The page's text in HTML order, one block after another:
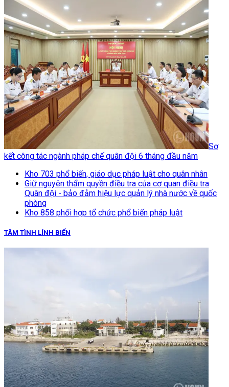
Sơ
kết công tác ngành pháp chế quân đội 6 tháng đầu năm
Kho 703 phổ biến, giáo dục pháp luật cho quân nhân
Giữ nguyên thẩm quyền điều tra của cơ quan điều tra
Quân đội - bảo đảm hiệu lực quản lý nhà nước về quốc
phòng
Kho 858 phối hợp tổ chức phổ biến pháp luật
TÂM TÌNH LÍNH BIỂN